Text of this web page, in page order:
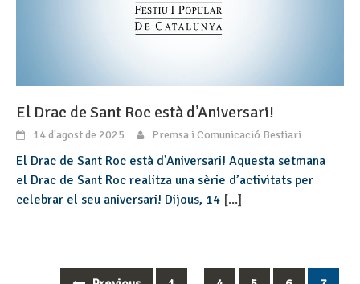
El Drac de Sant Roc està d’Aniversari!
14 d'agost de 2025 Premsa i Comunicació Bestiari
El Drac de Sant Roc està d’Aniversari! Aquesta setmana
el Drac de Sant Roc realitza una sèrie d’activitats per
celebrar el seu aniversari! Dijous, 14 [...]